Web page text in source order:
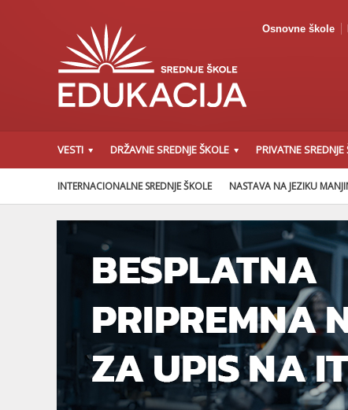
Osnovne škole
VESTI DRŽAVNE SREDNJE ŠKOLE PRIVATNE SREDNJE
INTERNACIONALNE SREDNJE ŠKOLE NASTAVA NA JEZIKU